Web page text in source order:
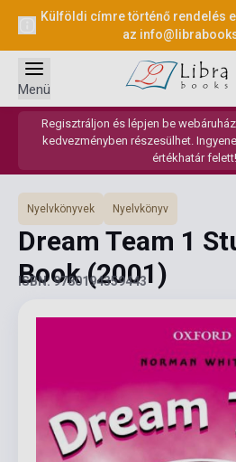
Külföldi címre történő rendelés
az
Regisztráljon és lépjen be
kedvezményben részesülhet.
értékhatár felett!
Menü
Nyelvkönyvek Nyelvkönyv
Dream Team 1
Book(2001)
ISBN: 9780194359443